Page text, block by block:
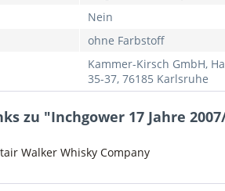
Nein
ohne Farbstoff
Kammer-Kirsch GmbH,
35-37, 76185 Karlsruhe
zu "Inchgower 17 Jahre
Walker Whisky Company